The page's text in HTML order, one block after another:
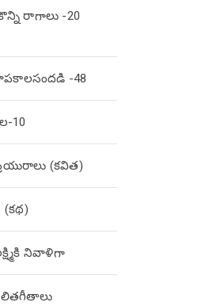
రాగాలు -20
-48
10
(కవిత)
(కథ)
నివాళిగా
లలితగీతాలు